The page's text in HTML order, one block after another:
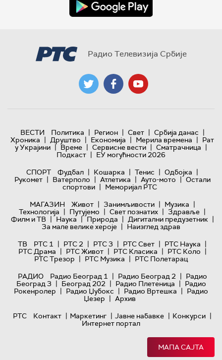
Радио Телевизија Србије
ВЕСТИ Политика | Регион | Свет | Србија данас |
Хроника | Друштво | Економија | Мерила времена | Рат
у Украјини | Време | Сервисне вести | Сматрачница |
Подкаст | ЕУ могућности 2026
СПОРТ
Фудбал | Кошарка | Тенис | Одбојка |
Рукомет | Ватерполо | Атлетика | Ауто-мото | Остали
спортови | Меморијал РТС
МАГАЗИН
Живот | Занимљивости | Музика |
Технологијa | Путујемо | Свет познатих | Здравље |
Филм и ТВ | Наука | Природа | Дигитални предузетник |
За мале велике хероје | Наизглед здрав
ТВ
РТС 1 | РТС 2 | РТС 3 | РТС Свет | РТС Наука |
РТС Драма | РТС Живот | РТС Класика | РТС Коло |
РТС Трезор | РТС Музика | РТС Полетарац
РАДИО
Радио Београд 1 | Радио Београд 2 | Радио
Београд 3 | Београд 202 | Радио Плетеница | Радио
Рокенролер | Радио Џубокс | Радио Вртешка | Радио
Џезер | Архив
РТС
Контакт | Маркетинг | Јавне набавке | Конкурси |
Интернет портал
МАПА САЈТА